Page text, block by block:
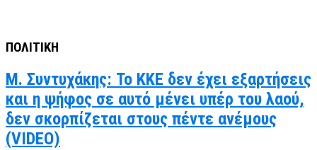
ΠΟΛΙΤΙΚΗ
Μ. Συντυχάκης: Το ΚΚΕ δεν έχει εξαρτήσεις
και η ψήφος σε αυτό μένει υπέρ του λαού,
δεν σκορπίζεται στους πέντε ανέμους
(VIDEO)